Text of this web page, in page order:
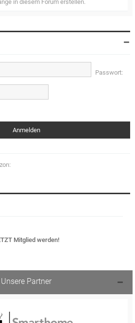
in diesem Forum erstellen.
Passwort:
Mitglied werden!
Unsere Partner